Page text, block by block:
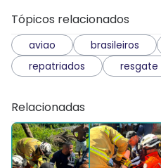
Tópicos relacionados
aviao brasileiros
repatriados
resgate
Relacionadas